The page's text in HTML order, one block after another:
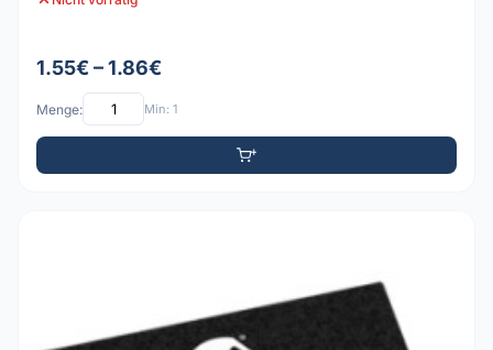
1.55€ – 1.86€
Menge: Min: 1